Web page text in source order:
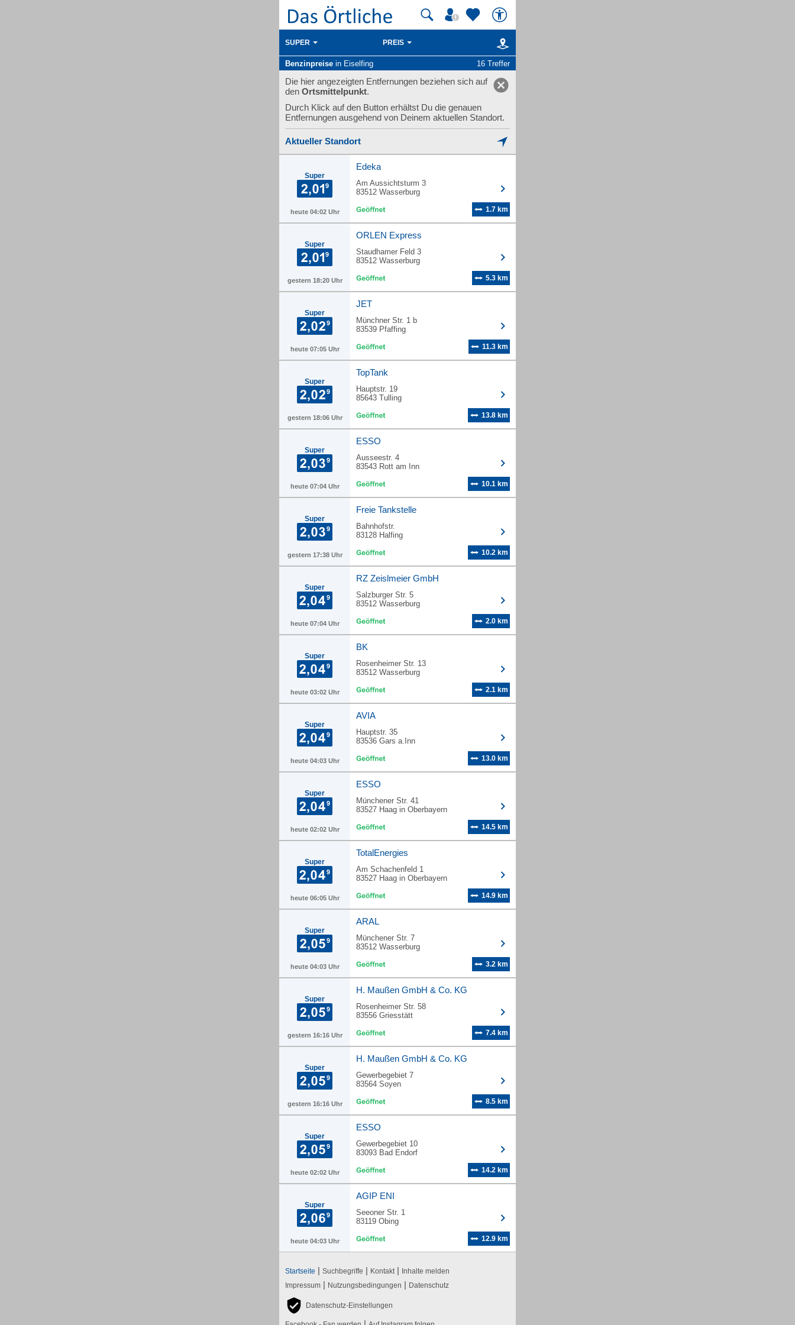
SUPER PREIS
Benzinpreise in Eiselfing 16 Treffer
Die hier angezeigten Entfernungen beziehen sich auf
den Ortsmittelpunkt.
Durch Klick auf den Button erhältst Du die genauen
Entfernungen ausgehend von Deinem aktuellen Standort.
Aktueller Standort
Super
heute 04:02 Uhr
Edeka
Am Aussichtsturm 3
83512 Wasserburg
1.7 km
Super
gestern 18:20 Uhr
ORLEN Express
Staudhamer Feld 3
83512 Wasserburg
5.3 km
Super
heute 07:05 Uhr
JET
Münchner Str. 1 b
83539 Pfaffing
11.3 km
Super
gestern 18:06 Uhr
TopTank
Hauptstr. 19
85643 Tulling
13.8 km
Super
heute 07:04 Uhr
ESSO
Ausseestr. 4
83543 Rott am Inn
10.1 km
Super
gestern 17:38 Uhr
Freie Tankstelle
Bahnhofstr.
83128 Halfing
10.2 km
Super
heute 07:04 Uhr
RZ Zeislmeier GmbH
Salzburger Str. 5
83512 Wasserburg
2.0 km
Super
heute 03:02 Uhr
BK
Rosenheimer Str. 13
83512 Wasserburg
2.1 km
Super
heute 04:03 Uhr
AVIA
Hauptstr. 35
83536 Gars a.Inn
13.0 km
Super
heute 02:02 Uhr
ESSO
Münchener Str. 41
83527 Haag in Oberbayern
14.5 km
Super
heute 06:05 Uhr
TotalEnergies
Am Schachenfeld 1
83527 Haag in Oberbayern
14.9 km
Super
heute 04:03 Uhr
ARAL
Münchener Str. 7
83512 Wasserburg
3.2 km
Super
gestern 16:16 Uhr
H. Maußen GmbH & Co. KG
Rosenheimer Str. 58
83556 Griesstätt
7.4 km
Super
gestern 16:16 Uhr
H. Maußen GmbH & Co. KG
Gewerbegebiet 7
83564 Soyen
8.5 km
Super
heute 02:02 Uhr
ESSO
Gewerbegebiet 10
83093 Bad Endorf
14.2 km
Super
heute 04:03 Uhr
AGIP ENI
Seeoner Str. 1
83119 Obing
12.9 km
Startseite | Suchbegriffe | Kontakt | Inhalte melden
Impressum | Nutzungsbedingungen | Datenschutz
Datenschutz-Einstellungen